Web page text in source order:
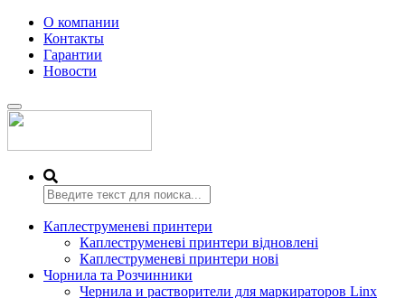
О компании
Контакты
Гарантии
Новости
Переключить
навигацию
Каплеструменеві принтери
Каплеструменеві принтери відновлені
Каплеструменеві принтери нові
Чорнила та Розчинники
Чернила и растворители для маркираторов Linx